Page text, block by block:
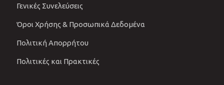
Γενικές Συνελεύσεις
Όροι Χρήσης & Προσωπικά Δεδομένα
Πολιτική Απορρήτου
Πολιτικές και Πρακτικές